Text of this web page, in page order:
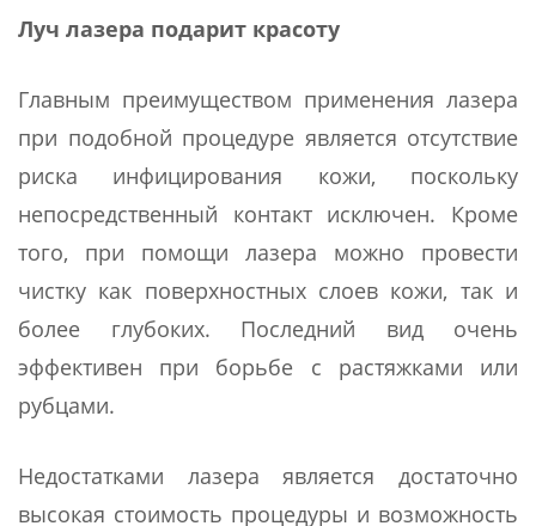
Луч лазера подарит красоту
Главным преимуществом применения лазера
при подобной процедуре является отсутствие
риска инфицирования кожи, поскольку
непосредственный контакт исключен. Кроме
того, при помощи лазера можно провести
чистку как поверхностных слоев кожи, так и
более глубоких. Последний вид очень
эффективен при борьбе с растяжками или
рубцами.
Недостатками лазера является достаточно
высокая стоимость процедуры и возможность